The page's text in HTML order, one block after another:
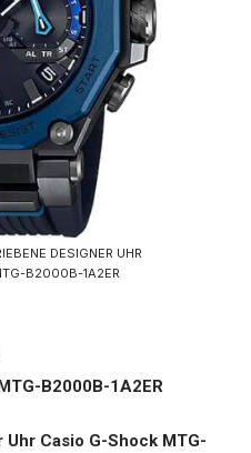
DESIGNER UHR
B2000B-1A2ER
B2000B-1A2ER
Casio G-Shock MTG-